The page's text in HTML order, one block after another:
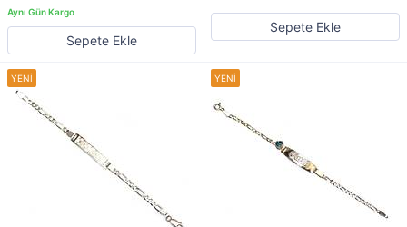
Sepete Ekle
Sepete Ekle